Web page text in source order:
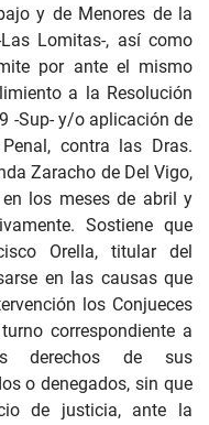
y de Menores de la
Lomitas-, así como
por ante el mismo
a la Resolución
-Sup- y/o aplicación de
contra las Dras.
Zaracho de Del Vigo,
los meses de abril y
Sostiene que
Orella, titular del
en las causas que
los Conjueces
correspondiente a
derechos de sus
o denegados, sin que
de justicia, ante la